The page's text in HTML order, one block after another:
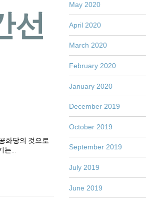
선
화당의 것으로
는…
May 2020
April 2020
March 2020
February 2020
January 2020
December 2019
October 2019
September 2019
July 2019
June 2019